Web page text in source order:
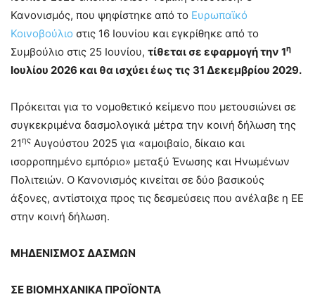
Κανονισμός, που ψηφίστηκε από το Ευρωπαϊκό
Κοινοβούλιο στις 16 Ιουνίου και εγκρίθηκε από το
Συμβούλιο στις 25 Ιουνίου, τίθεται σε εφαρμογή την 1η
Ιουλίου 2026 και θα ισχύει έως τις 31 Δεκεμβρίου 2029.
Πρόκειται για το νομοθετικό κείμενο που μετουσιώνει σε
συγκεκριμένα δασμολογικά μέτρα την κοινή δήλωση της
21ης Αυγούστου 2025 για «αμοιβαίο, δίκαιο και
ισορροπημένο εμπόριο» μεταξύ Ένωσης και Ηνωμένων
Πολιτειών. Ο Κανονισμός κινείται σε δύο βασικούς
άξονες, αντίστοιχα προς τις δεσμεύσεις που ανέλαβε η ΕΕ
στην κοινή δήλωση.
ΜΗΔΕΝΙΣΜΟΣ ΔΑΣΜΩΝ
ΣΕ ΒΙΟΜΗΧΑΝΙΚΑ ΠΡΟΪΟΝΤΑ